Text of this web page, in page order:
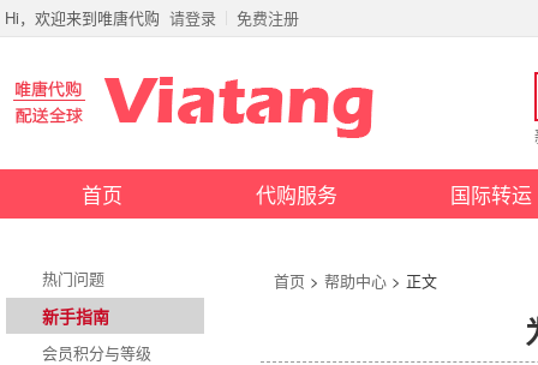
Hi，欢迎来到唯唐代购 请登录 免费注册
首页 代购服务 国际转运
热门问题
新手指南
会员积分与等级
首页 > 帮助中心 > 正文